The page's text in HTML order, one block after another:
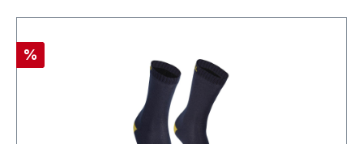
Rabatt
%